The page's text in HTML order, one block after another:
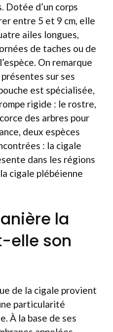
Dotée d’un corps
entre 5 et 9 cm, elle
ailes longues,
de taches ou de
On remarque
sur ses
est spécialisée,
rigide : le rostre,
des arbres pour
deux espèces
: la cigale
dans les régions
cigale plébéienne
la
elle son
de la cigale provient
particularité
À la base de ses